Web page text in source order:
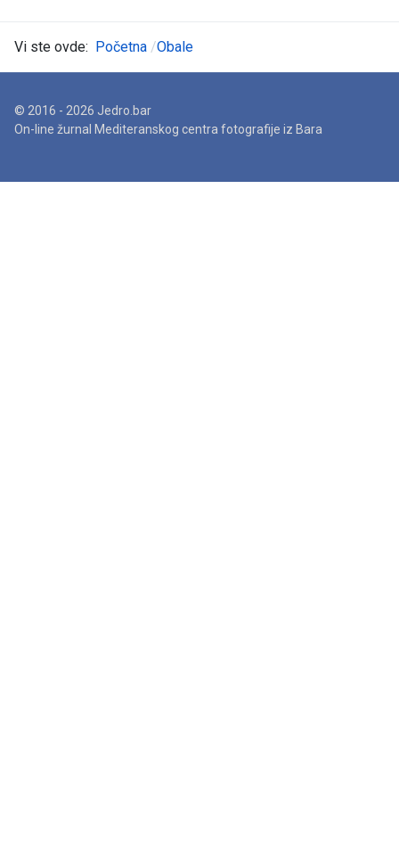
Vi ste ovde: Početna Obale
© 2016 - 2026 Jedro.bar
On-line žurnal Mediteranskog centra fotografije iz Bara